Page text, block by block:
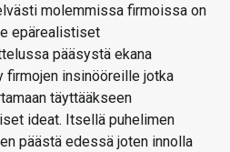
molemmissa firmoissa on
epärealistiset
pääsystä ekana
firmojen insinööreille jotka
täyttääkseen
ideat. Itsellä puhelimen
päästä edessä joten innolla